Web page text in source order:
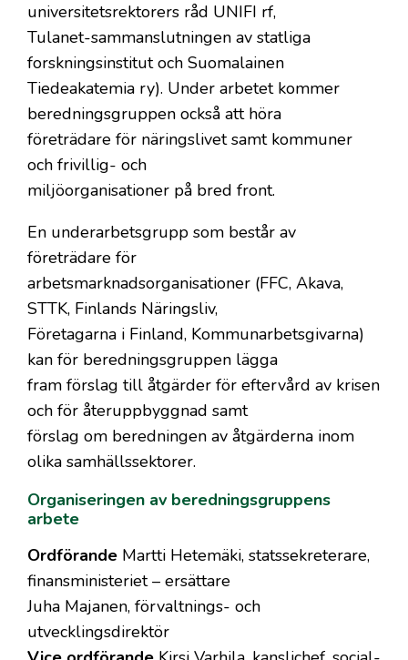
universitetsrektorers råd UNIFI rf,
Tulanet-sammanslutningen av statliga
forskningsinstitut och Suomalainen
Tiedeakatemia ry). Under arbetet kommer
beredningsgruppen också att höra
företrädare för näringslivet samt kommuner
och frivillig- och
miljöorganisationer på bred front.
En underarbetsgrupp som består av
företrädare för
arbetsmarknadsorganisationer (FFC, Akava,
STTK, Finlands Näringsliv,
Företagarna i Finland, Kommunarbetsgivarna)
kan för beredningsgruppen lägga
fram förslag till åtgärder för eftervård av krisen
och för återuppbyggnad samt
förslag om beredningen av åtgärderna inom
olika samhällssektorer.
Organiseringen av beredningsgruppens
arbete
Ordförande Martti Hetemäki, statssekreterare,
finansministeriet – ersättare
Juha Majanen, förvaltnings- och
utvecklingsdirektör